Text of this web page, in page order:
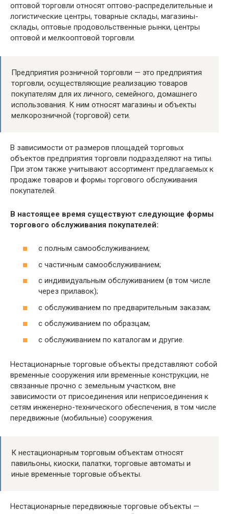
оптовой торговли относят оптово-распределительные и
логистические центры, товарные склады, магазины-
склады, оптовые продовольственные рынки, центры
оптовой и мелкооптовой торговли.
Предприятия розничной торговли — это предприятия
торговли, осуществляющие реализацию товаров
покупателям для их личного, семейного, домашнего
использования. К ним относят магазины и объекты
мелкорозничной (торговой) сети.
В зависимости от размеров площадей торговых
объектов предприятия торговли подразделяют на типы.
При этом также учитывают ассортимент предлагаемых к
продаже товаров и формы торгового обслуживания
покупателей.
В настоящее время существуют следующие формы
торгового обслуживания покупателей:
с полным самообслуживанием;
с частичным самообслуживанием;
с индивидуальным обслуживанием (в том числе
через прилавок);
с обслуживанием по предварительным заказам;
с обслуживанием по образцам;
с обслуживанием по каталогам и другие.
Нестационарные торговые объекты представляют собой
временные сооружения или временные конструкции, не
связанные прочно с земельным участком, вне
зависимости от присоединения или неприсоединения к
сетям инженерно-технического обеспечения, в том числе
передвижные (мобильные) сооружения.
К нестационарным торговым объектам относят
павильоны, киоски, палатки, торговые автоматы и
иные временные торговые объекты.
Нестационарные передвижные торговые объекты —